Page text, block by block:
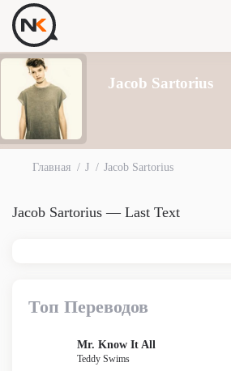
Jacob Sartorius
Главная J Jacob Sartorius
Jacob Sartorius — Last Text
Топ Переводов
Mr. Know It All
Teddy Swims